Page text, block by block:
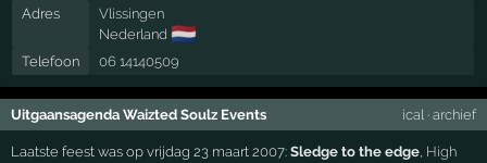
Adres
Vlissingen
Nederland 🇳🇱
Telefoon 06 14140509
Uitgaansagenda Waizted Soulz Events ical · archief
Laatste feest was op vrijdag 23 maart 2007:Sledge to the edge, High